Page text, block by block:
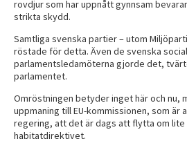
rovdjur som har uppnått gynnsam
strikta skydd.
Samtliga svenska partier – utom
röstade för detta. Även de svenska
parlamentsledamöterna gjorde det,
parlamentet.
Omröstningen betyder inget här och nu,
uppmaning till EU-kommissionen, som är
regering, att det är dags att flytta om lite
habitatdirektivet.